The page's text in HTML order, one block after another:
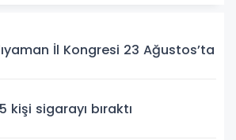
İl Kongresi 23 Ağustos’ta
kişi sigarayı bıraktı